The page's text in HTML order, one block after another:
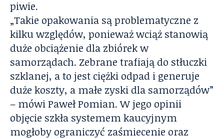
piwie.
„Takie opakowania są problematyczne z
kilku względów, ponieważ wciąż stanowią
duże obciążenie dla zbiórek w
samorządach. Zebrane trafiają do stłuczki
szklanej, a to jest ciężki odpad i generuje
duże koszty, a małe zyski dla samorządów”
– mówi Paweł Pomian. W jego opinii
objęcie szkła systemem kaucyjnym
mogłoby ograniczyć zaśmiecenie oraz